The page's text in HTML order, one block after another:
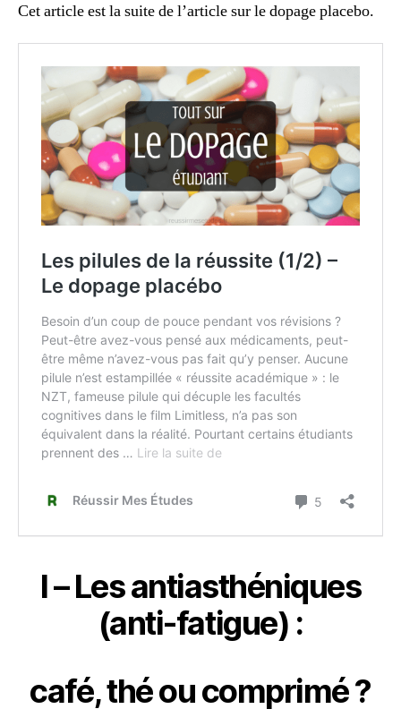
Cet article est la suite de l’article sur le dopage placebo.
I – Les antiasthéniques
(anti-fatigue) :
café, thé ou comprimé ?